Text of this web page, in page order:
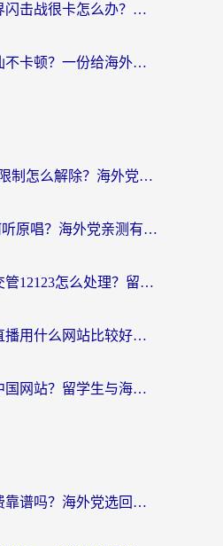
在海外玩坦克世界闪击战很卡怎么办？老玩家亲测有效的加速器选择指南
欧洲怎么玩新诛仙不卡顿？一份给海外游子的国服游戏畅玩指南
优酷手机app地域限制怎么解除？海外党亲测有效的追剧方案
全民K歌国外如何听原唱？海外党亲测有效的回国加速器选择指南
在海外如果使用交管12123怎么处理？留学生亲测有效的回国加速方案
海外看国内电视直播用什么网站比较好？一篇解决你所有追剧难题的实用指南
在国外如何打开中国网站？留学生与海外华人的无缝访问指南
雷霆加速下载免费靠谱吗？海外党选回国加速器的避坑指南（附热门工具对比）